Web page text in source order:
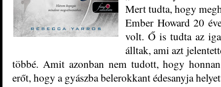
Mert tudta, hogy
Ember Howard 20
volt. Ő is tudta az
álltak, ami azt
többé. Amit azonban nem tudott, hogy
erőt, hogy a gyászba belerokkant édesanyja